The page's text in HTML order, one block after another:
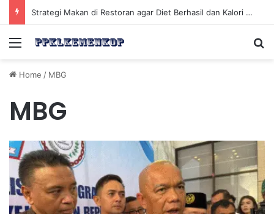
Strategi Makan di Restoran agar Diet Berhasil dan Kalori Tetap Terkontrol
Menu
Home / MBG
MBG